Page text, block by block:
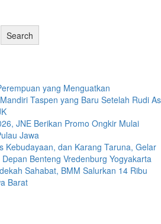
Search
yang Menguatkan
Taspen yang Baru Setelah Rudi As
JNE Berikan Promo Ongkir Mulai
Jawa
Kebudayaan, dan Karang Taruna, Gelar
Benteng Vredenburg Yogyakarta
Sahabat, BMM Salurkan 14 Ribu
Barat